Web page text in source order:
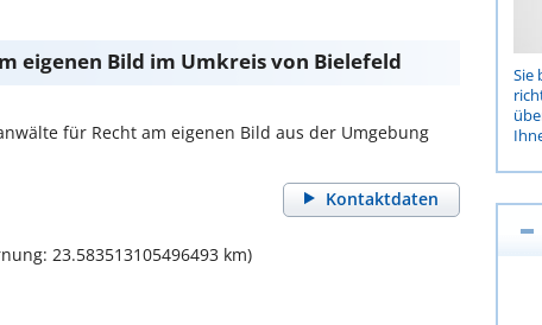
eigenen Bild im Umkreis von Bielefeld
für Recht am eigenen Bild aus der Umgebung
Kontaktdaten
23.583513105496493 km)
Sie